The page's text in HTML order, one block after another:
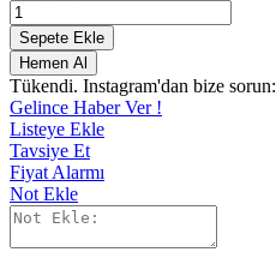
Sepete Ekle
Hemen Al
Tükendi. Instagram'dan bize sorun:
Gelince Haber Ver !
Listeye Ekle
Tavsiye Et
Fiyat Alarmı
Not Ekle